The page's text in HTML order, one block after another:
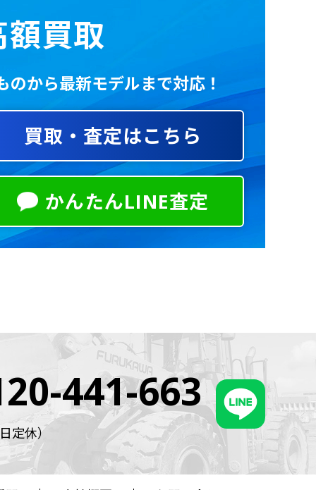
額買取
のから最新モデルまで対応！
買取・査定はこちら
かんたんLINE査定
441-663
定休）